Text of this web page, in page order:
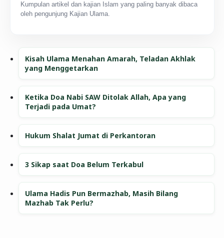
Kumpulan artikel dan kajian Islam yang paling banyak dibaca
oleh pengunjung Kajian Ulama.
Kisah Ulama Menahan Amarah, Teladan Akhlak
yang Menggetarkan
Ketika Doa Nabi SAW Ditolak Allah, Apa yang
Terjadi pada Umat?
Hukum Shalat Jumat di Perkantoran
3 Sikap saat Doa Belum Terkabul
Ulama Hadis Pun Bermazhab, Masih Bilang
Mazhab Tak Perlu?